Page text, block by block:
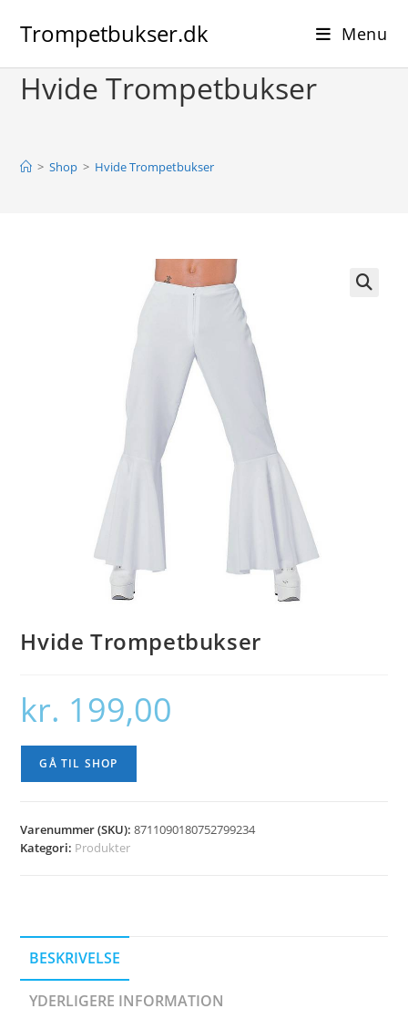
Trompetbukser.dk Menu
Hvide Trompetbukser
> Shop > Hvide Trompetbukser
Hvide Trompetbukser
kr. 199,00
GÅ TIL SHOP
Varenummer (SKU):8711090180752799234
Kategori: Produkter
BESKRIVELSE
YDERLIGERE INFORMATION